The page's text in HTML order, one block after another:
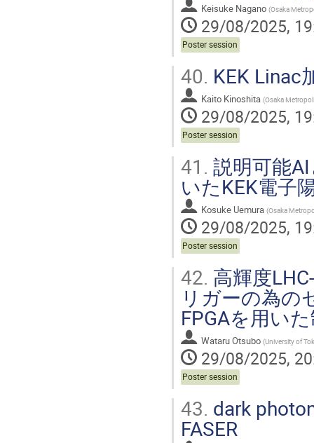
Keisuke Nagano (Osaka
29/08/2025,
Poster session
40. KEK Linac
Kaito Kinoshita (Osaka
29/08/2025,
Poster session
41. 説明可能
いたKEK電子
Kosuke Uemura (Osaka
29/08/2025,
Poster session
42. 高輝度
リガーの為の
FPGAを用い
Wataru Otsubo (University of
29/08/2025,
Poster session
43. dark
FASER